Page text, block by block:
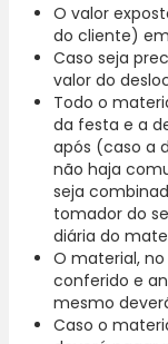
O valor
do cliente)
Caso seja
valor do
Todo o
da festa e a
após (caso a
não haja
seja
tomador do
diária do
O material,
conferido e
mesmo
Caso o